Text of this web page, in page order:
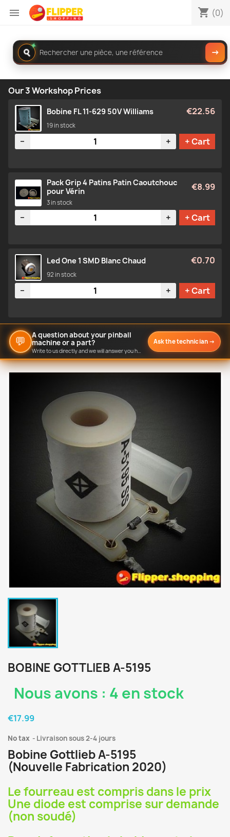
 shopping_cart (0)
✦
Rechercher
dans
le
→
Our 3 Workshop Prices
Bobine FL 11-629 50V Williams €22.56
19 in stock
− + + Cart
Pack Grip 4 Patins Patin Caoutchouc
pour Vérin
€8.99
3 in stock
Quantity
− + + Cart
Led One 1 SMD Blanc Chaud €0.70
92 in stock
− + + Cart
💬
A question about your pinball
machine or a part?
Write to us directly and we will answer you here.
Ask the technician →
BOBINE GOTTLIEB A-5195
Nous avons : 4 en stock
€17.99
No tax Livraison sous 2-4 jours
Bobine Gottlieb A-5195
(Nouvelle Fabrication 2020)
Le fourreau est compris dans le prix
Une diode est comprise sur demande
(non soudé)